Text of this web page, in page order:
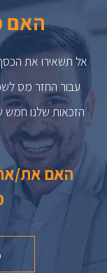
האם
אל תשאירו את
עבור החזר מס
הזכאות שלנו חמש
האם את/